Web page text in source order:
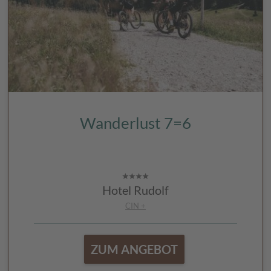
Wanderlust 7=6
Hotel Rudolf
CIN +
ZUM ANGEBOT